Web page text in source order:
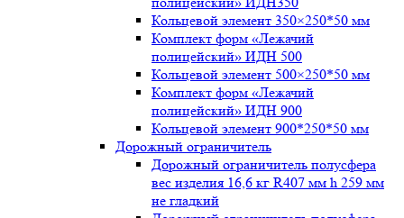
Кольцевой элемент 350×250*50 мм
Комплект форм «Лежачий
полицейский» ИДН 500
Кольцевой элемент 500×250*50 мм
Комплект форм «Лежачий
полицейский» ИДН 900
Кольцевой элемент 900*250*50 мм
Дорожный ограничитель
Дорожный ограничитель полусфера
вес изделия 16,6 кг R407 мм h 259 мм
не гладкий